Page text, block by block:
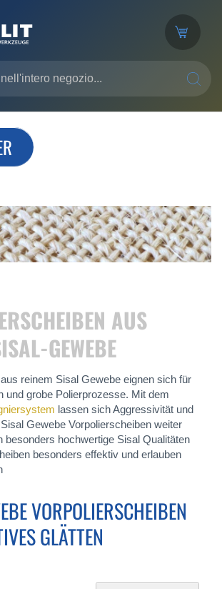
AUS
GEWEBE
reinem Sisal Gewebe eignen sich für
und grobe Polierprozesse. Mit dem
lassen sich Aggressivität und
Gewebe Vorpolierscheiben weiter
besonders hochwertige Sisal Qualitäten
besonders effektiv und erlauben
VORPOLIERSCHEIBEN
GLÄTTEN